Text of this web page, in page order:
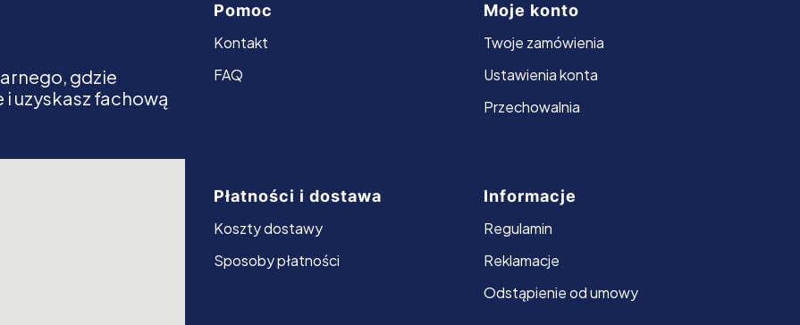
gdzie
uzyskasz fachową
Linki w stopce
Pomoc
Kontakt
FAQ
Moje konto
Twoje zamówienia
Ustawienia konta
Przechowalnia
Płatności i dostawa
Koszty dostawy
Sposoby płatności
Informacje
Regulamin
Reklamacje
Odstąpienie od umowy